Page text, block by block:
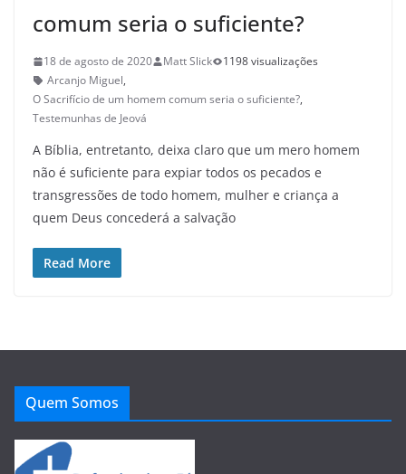
comum seria o suficiente?
18 de agosto de 2020 Matt Slick
1198 visualizações
Arcanjo Miguel,
O Sacrifício de um homem comum seria o suficiente?,
Testemunhas de Jeová
A Bíblia, entretanto, deixa claro que um mero homem
não é suficiente para expiar todos os pecados e
transgressões de todo homem, mulher e criança a
quem Deus concederá a salvação
Read More
Quem Somos